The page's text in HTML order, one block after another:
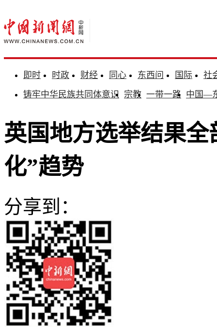
即时 时政 财经 同心 东西问 国际
社
铸牢中华民族共同体意识 宗教 一带一路 中国—
英国地方选举结果
化”趋势
分享到：